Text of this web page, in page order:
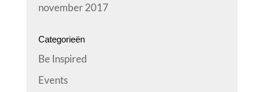
november 2017
Categorieën
Be Inspired
Events